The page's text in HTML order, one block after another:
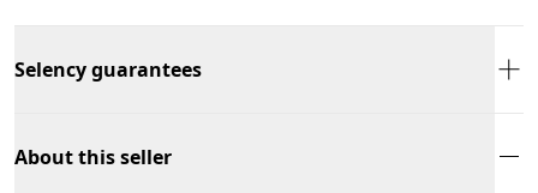
Selency guarantees
About this seller